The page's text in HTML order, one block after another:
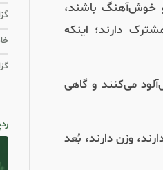
خوش‌آهنگ باشند،
دارند؛ اینکه
می‌کنند و گاهی
وزن دارند، بُعد